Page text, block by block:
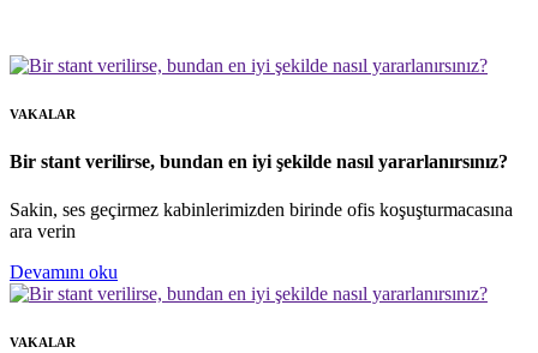
VAKALAR
Bir stant verilirse, bundan en iyi şekilde nasıl yararlanırsınız?
Sakin, ses geçirmez kabinlerimizden birinde ofis koşuşturmacasına
ara verin
Devamını oku
VAKALAR